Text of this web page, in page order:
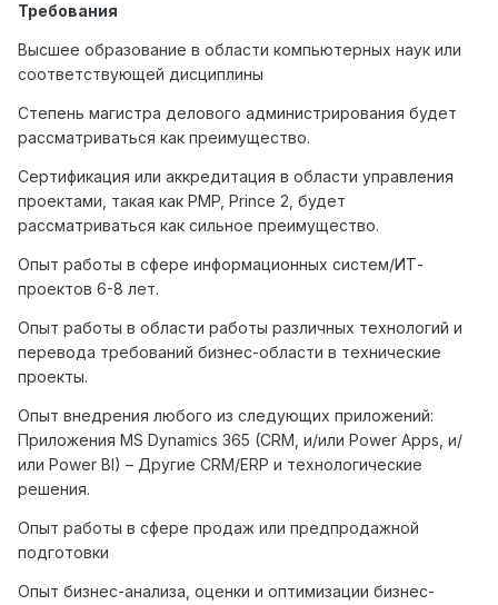
Требования
Высшее образование в области компьютерных наук или
соответствующей дисциплины
Степень магистра делового администрирования будет
рассматриваться как преимущество.
Сертификация или аккредитация в области управления
проектами, такая как PMP, Prince 2, будет
рассматриваться как сильное преимущество.
Опыт работы в сфере информационных систем/ИТ-
проектов 6-8 лет.
Опыт работы в области работы различных технологий и
перевода требований бизнес-области в технические
проекты.
Опыт внедрения любого из следующих приложений:
Приложения MS Dynamics 365 (CRM, и/или Power Apps, и/
или Power BI) – Другие CRM/ERP и технологические
решения.
Опыт работы в сфере продаж или предпродажной
подготовки
Опыт бизнес-анализа, оценки и оптимизации бизнес-